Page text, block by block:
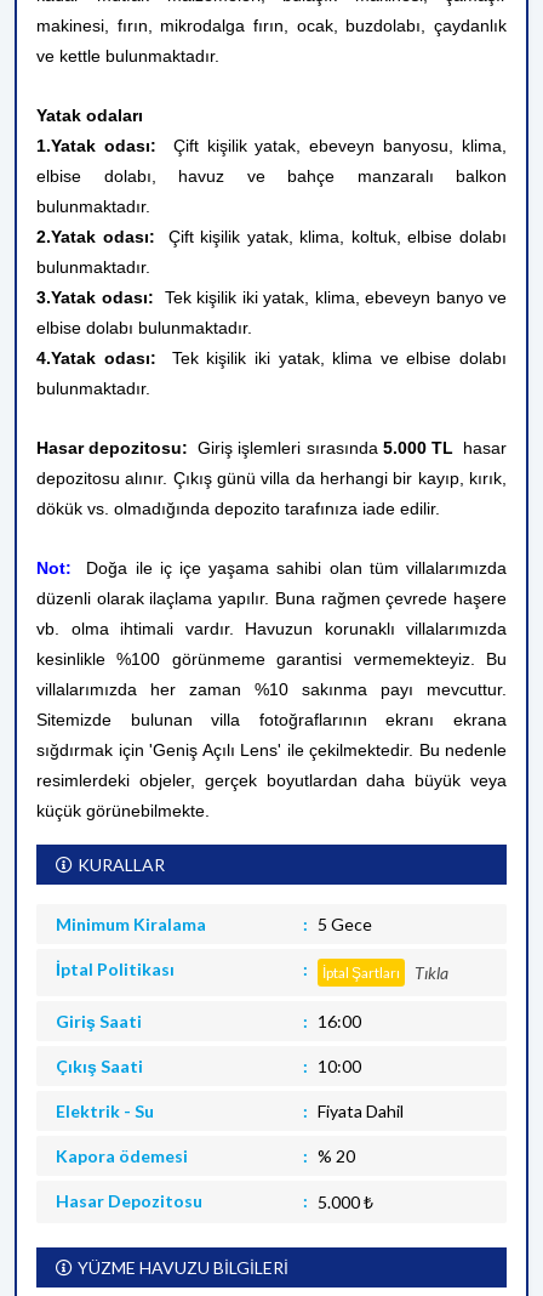
makinesi, fırın, mikrodalga fırın, ocak, buzdolabı, çaydanlık
ve kettle bulunmaktadır.
Yatak odaları
1.Yatak odası:
Çift kişilik yatak, ebeveyn banyosu, klima,
elbise dolabı, havuz ve bahçe manzaralı balkon
bulunmaktadır.
2.Yatak odası:
Çift kişilik yatak, klima, koltuk, elbise dolabı
bulunmaktadır.
3.Yatak odası:
Tek kişilik iki yatak, klima, ebeveyn banyo ve
elbise dolabı bulunmaktadır.
4.Yatak odası: Tek kişilik iki yatak, klima ve elbise dolabı
bulunmaktadır.
Hasar depozitosu: Giriş işlemleri sırasında 5.000 TL
hasar
depozitosu alınır. Çıkış günü villa da herhangi bir kayıp, kırık,
dökük vs. olmadığında depozito tarafınıza iade edilir.
Not:
Doğa ile iç içe yaşama sahibi olan tüm villalarımızda
düzenli olarak ilaçlama yapılır. Buna rağmen çevrede haşere
vb. olma ihtimali vardır. Havuzun korunaklı villalarımızda
kesinlikle %100 görünmeme garantisi vermemekteyiz. Bu
villalarımızda her zaman %10 sakınma payı mevcuttur.
Sitemizde bulunan villa fotoğraflarının ekranı ekrana
sığdırmak için 'Geniş Açılı Lens' ile çekilmektedir. Bu nedenle
resimlerdeki objeler, gerçek boyutlardan daha büyük veya
küçük görünebilmekte.
KURALLAR
Minimum Kiralama 5 Gece
İptal Politikası İptal Şartları Tıkla
Giriş Saati 16:00
Çıkış Saati 10:00
Elektrik - Su Fiyata Dahil
Kapora ödemesi % 20
Hasar Depozitosu 5.000 ₺
YÜZME HAVUZU BİLGİLERİ